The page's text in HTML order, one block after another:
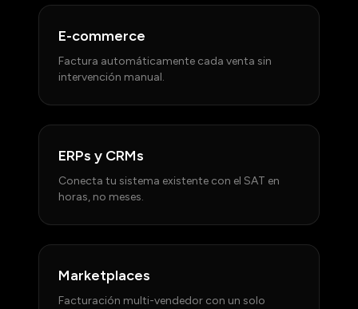
E-commerce
Factura automáticamente cada venta sin
intervención manual.
ERPs y CRMs
Conecta tu sistema existente con el SAT en
horas, no meses.
Marketplaces
Facturación multi-vendedor con un solo